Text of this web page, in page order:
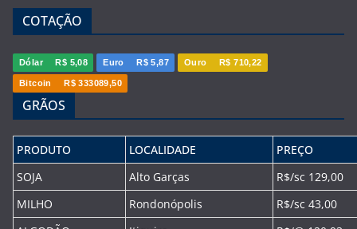
COTAÇÃO
Dólar R$ 5,08 Euro R$ 5,87 Ouro R$ 710,22
Bitcoin R$ 333089,50
GRÃOS
PRODUTO LOCALIDADE
PREÇO
SOJA
Alto Garças
R$/sc 129,00
MILHO
Rondonópolis
R$/sc 43,00